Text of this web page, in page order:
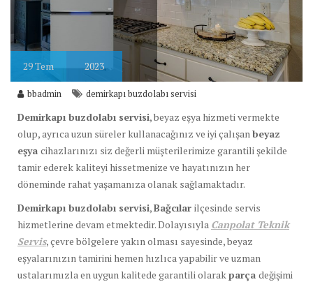
29Tem 2023
bbadmin demirkapı buzdolabı servisi
Demirkapı buzdolabı servisi, beyaz eşya hizmeti vermekte
olup, ayrıca uzun süreler kullanacağınız ve iyi çalışan beyaz
eşya cihazlarınızı siz değerli müşterilerimize garantili şekilde
tamir ederek kaliteyi hissetmenize ve hayatınızın her
döneminde rahat yaşamanıza olanak sağlamaktadır.
Demirkapı buzdolabı servisi,Bağcılar ilçesinde servis
hizmetlerine devam etmektedir. Dolayısıyla Canpolat Teknik
Servis, çevre bölgelere yakın olması sayesinde, beyaz
eşyalarınızın tamirini hemen hızlıca yapabilir ve uzman
ustalarımızla en uygun kalitede garantili olarakparça değişimi